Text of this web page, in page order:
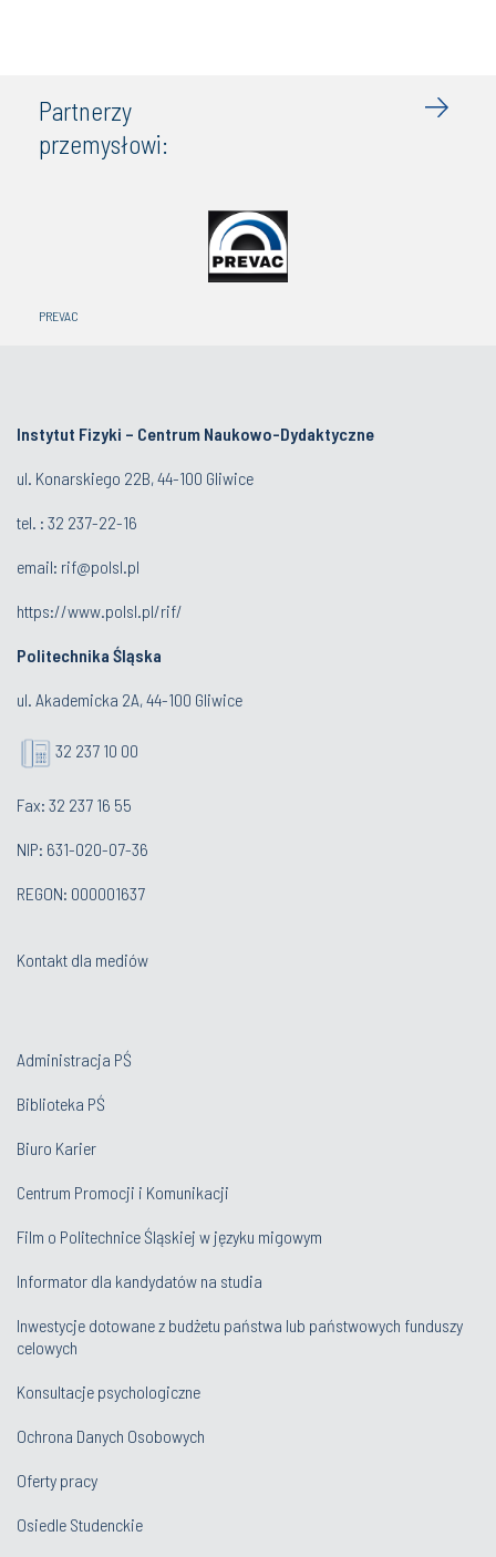
Partnerzy
przemysłowi:
PREVAC
Instytut Fizyki – Centrum Naukowo-Dydaktyczne
ul. Konarskiego 22B, 44-100 Gliwice
tel. : 32 237-22-16
email: rif@polsl.pl
https://www.polsl.pl/rif/
Politechnika Śląska
ul. Akademicka 2A, 44-100 Gliwice
32 237 10 00
Fax: 32 237 16 55
NIP: 631-020-07-36
REGON: 000001637
Kontakt dla mediów
Administracja PŚ
Biblioteka PŚ
Biuro Karier
Centrum Promocji i Komunikacji
Film o Politechnice Śląskiej w języku migowym
Informator dla kandydatów na studia
Inwestycje dotowane z budżetu państwa lub państwowych funduszy
celowych
Konsultacje psychologiczne
Ochrona Danych Osobowych
Oferty pracy
Osiedle Studenckie